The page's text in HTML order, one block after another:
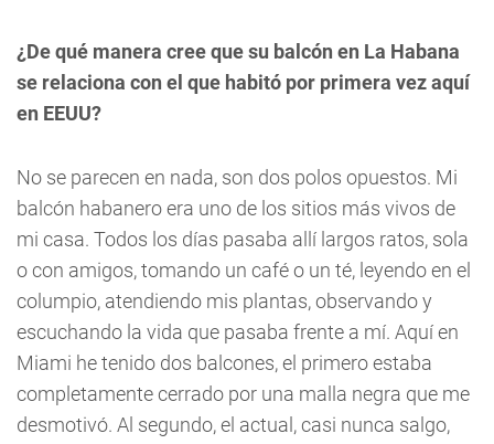
¿De qué manera cree que su balcón en La Habana
se relaciona con el que habitó por primera vez aquí
en EEUU?
No se parecen en nada, son dos polos opuestos. Mi
balcón habanero era uno de los sitios más vivos de
mi casa. Todos los días pasaba allí largos ratos, sola
o con amigos, tomando un café o un té, leyendo en el
columpio, atendiendo mis plantas, observando y
escuchando la vida que pasaba frente a mí. Aquí en
Miami he tenido dos balcones, el primero estaba
completamente cerrado por una malla negra que me
desmotivó. Al segundo, el actual, casi nunca salgo,